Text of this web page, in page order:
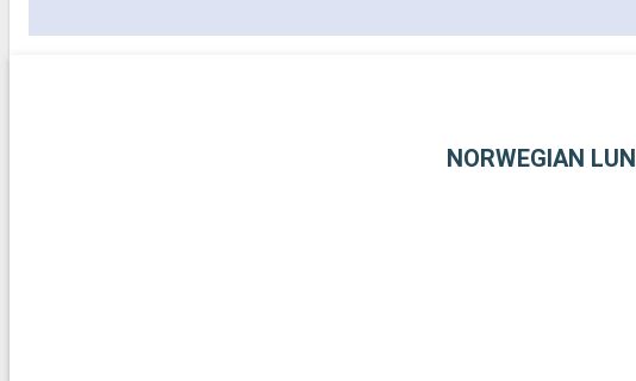
NORWEGIAN